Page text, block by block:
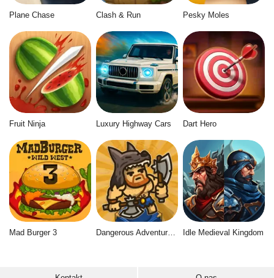
Plane Chase Clash & Run Pesky Moles
Fruit Ninja Luxury Highway Cars Dart Hero
Mad Burger 3 Dangerous Adventure 2 Idle Medieval Kingdom